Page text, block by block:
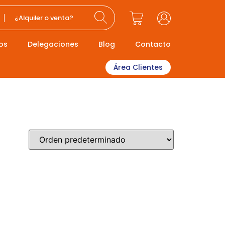
¿Alquiler o venta?
Delegaciones Blog Contacto
Área Clientes